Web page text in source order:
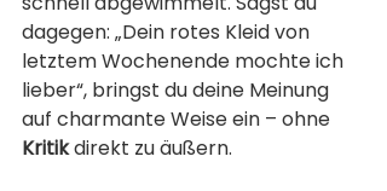
dagegen: „Dein rotes Kleid von
letztem Wochenende mochte ich
lieber“, bringst du deine Meinung
auf charmante Weise ein – ohne
Kritik direkt zu äußern.